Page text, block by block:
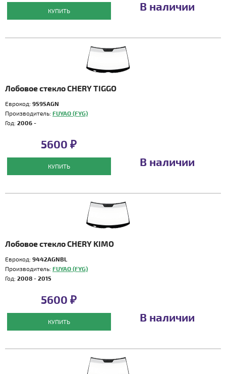
КУПИТЬ В наличии
Лобовое стекло CHERY TIGGO
Еврокод: 9595AGN
Производитель: FUYAO (FYG)
Год: 2006 -
5600 ₽
КУПИТЬ В наличии
Лобовое стекло CHERY KIMO
Еврокод: 9442AGNBL
Производитель: FUYAO (FYG)
Год: 2008 - 2015
5600 ₽
КУПИТЬ В наличии